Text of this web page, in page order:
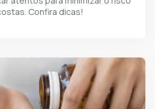
Confira dicas!